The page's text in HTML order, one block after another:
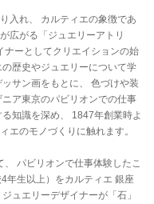
入れ、 カルティエの象徴であ
広がる「ジュエリーアトリ
ナーとしてクリエイションの始
歴史やジュエリーについて学
サン画をもとに、 色づけや装
ア東京のパビリオンでの仕事
知識を深め、 1847年創業時よ
エのモノづくりに触れます。
パビリオンで仕事体験したこ
年生以上）をカルティエ 銀座
ュエリーデザイナーが「石」